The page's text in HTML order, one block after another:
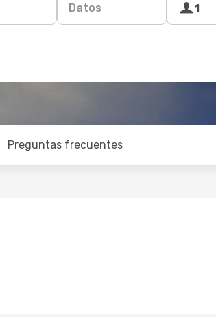
Datos 1
Preguntas frecuentes